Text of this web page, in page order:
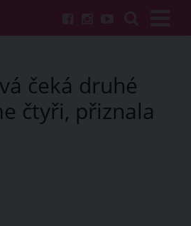
čeká druhé
čtyři, přiznala